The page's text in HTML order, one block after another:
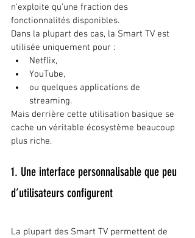
n’exploite qu’une fraction des
fonctionnalités disponibles.
Dans la plupart des cas, la Smart TV est
utilisée uniquement pour :
Netflix,
YouTube,
ou quelques applications de
streaming.
Mais derrière cette utilisation basique se
cache un véritable écosystème beaucoup
plus riche.
1. Une interface personnalisable que peu
d’utilisateurs configurent
La plupart des Smart TV permettent de